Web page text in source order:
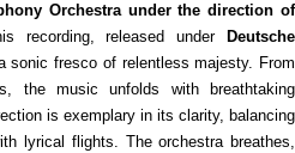
Orchestra under the direction of
recording, released under
Deutsche
sonic fresco of relentless majesty. From
the music unfolds with breathtaking
is exemplary in its clarity, balancing
lyrical flights. The orchestra breathes,